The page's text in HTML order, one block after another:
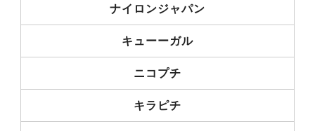
ナイロンジャパン
キューーガル
ニコプチ
キラピチ